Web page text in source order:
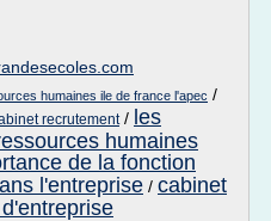
humaines ile de france l'apec /
recrutement/ les
humaines
de la fonction
l'entreprise / cabinet